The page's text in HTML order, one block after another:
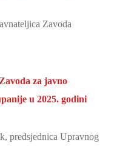
Zavoda
za javno
u 2025. godini
predsjednica Upravnog